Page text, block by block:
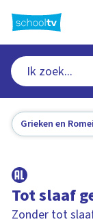
naar
hoofdinhoud
Grieken en
Tot slaaf
Zonder tot